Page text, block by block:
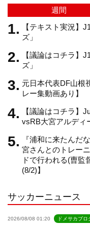
m
週間
【テキスト実況】
ズ」
【議論はコチラ】
ズ」
元日本代表DF山根
レー集動画あり】
【議論はコチラ】
vsRB大宮アルディ
『浦和に来たんだ
宮さんとのトレー
ドで行われる(曺監
(8/2)】
サッカーニュース
2026/08/08 01:20 ドメサカブロ